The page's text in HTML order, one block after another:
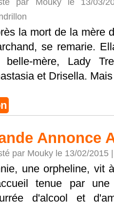
la mort de la mère
se remarie.
belle-mère, Lady
et Drisella.
Annonce
par Mouky le 13/02/2015
une orpheline, vit
tenue par
d'alcool et